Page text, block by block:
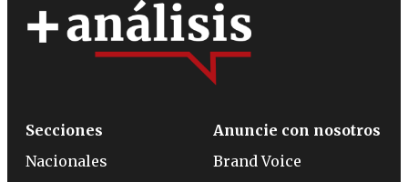
Secciones
Nacionales
Anuncie con nosotros
Brand Voice